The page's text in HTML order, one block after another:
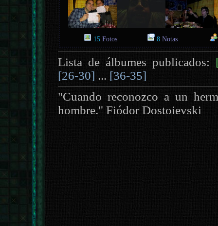
15 Fotos 8Notas
Lista de álbumes publicados:
[26-30] ... [36-35]
"Cuando reconozco a un
hombre." Fiódor Dostoievski